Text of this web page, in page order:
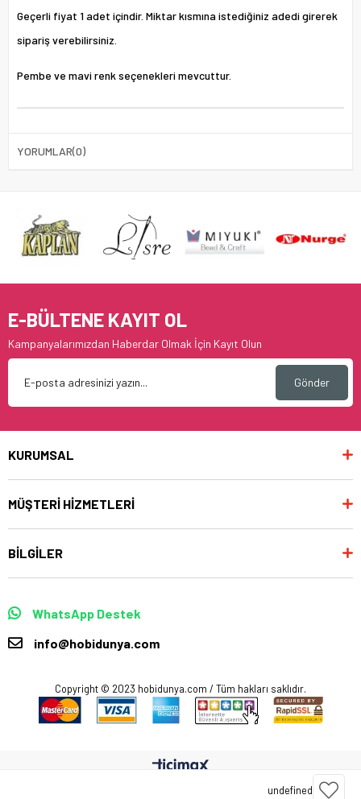
undefined
Geçerli fiyat 1 adet içindir. Miktar kısmına istediğiniz adedi girerek
sipariş verebilirsiniz.
Pembe ve mavi renk seçenekleri mevcuttur.
YORUMLAR(0)
E-BÜLTENE KAYIT OL
Kampanyalarımızdan Haberdar Olmak İçin Kayıt Olun
Gönder
KURUMSAL
MÜŞTERİ HİZMETLERİ
BİLGİLER
WhatsApp Destek
info@hobidunya.com
Copyright © 2023 hobidunya.com / Tüm hakları saklıdır.